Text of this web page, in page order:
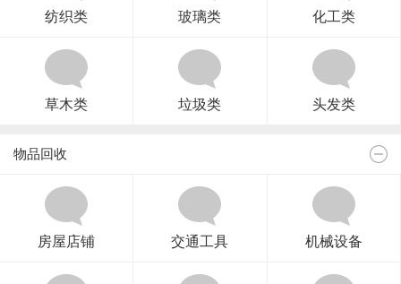
纺织类 玻璃类 化工类
草木类 垃圾类 头发类
物品回收
房屋店铺 交通工具 机械设备